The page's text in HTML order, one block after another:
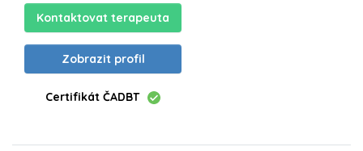
Kontaktovat terapeuta
Zobrazit profil
Certifikát ČADBT